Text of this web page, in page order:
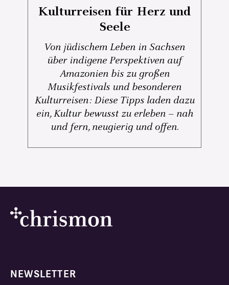
Kulturreisen für Herz und
Seele
Von jüdischem Leben in Sachsen
über indigene Perspektiven auf
Amazonien bis zu großen
Musikfestivals und besonderen
Kulturreisen: Diese Tipps laden dazu
ein, Kultur bewusst zu erleben – nah
und fern, neugierig und offen.
NEWSLETTER